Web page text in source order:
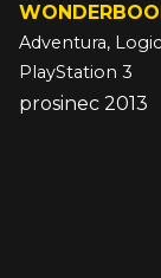
Adventura,
PlayStation 3
prosinec 2013